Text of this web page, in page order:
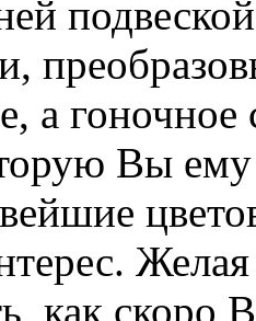
а
Вы
как